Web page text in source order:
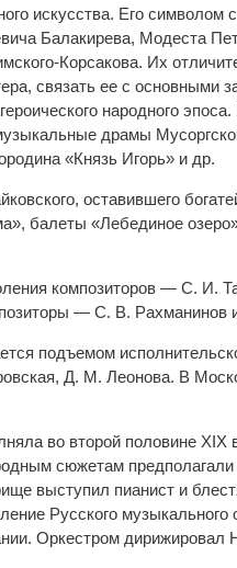
искусства. Его символом
Балакирева, Модеста
Корсакова. Их
связать ее с основными
народного
драмы
«Князь Игорь» и др.
оставившего
балеты «Лебединое
композиторов — С.
— С. В. Рахманинов
подъемом
Д. М. Леонова. В
во второй половине XIX
сюжетам
выступил пианист и
Русского
Оркестром дирижировал